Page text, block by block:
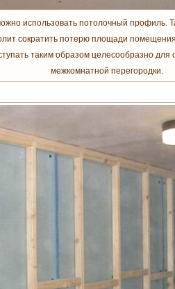
использовать потолочный профиль.
сократить потерю площади
таким образом целесообразно для
межкомнатной перегородки.